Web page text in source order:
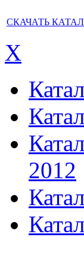
СКАЧАТЬ
X
2012